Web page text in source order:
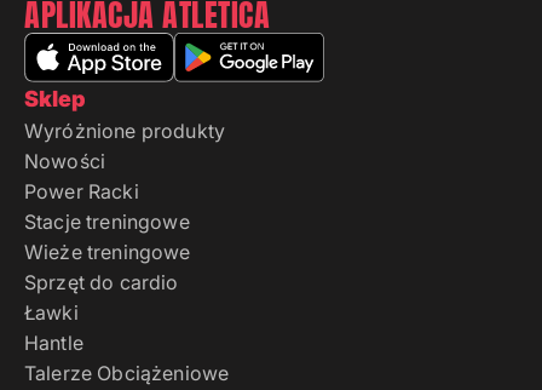
Sklep
Wyróżnione produkty
Nowości
Power Racki
Stacje treningowe
Wieże treningowe
Sprzęt do cardio
Ławki
Hantle
Talerze Obciążeniowe
APLIKACJA ATLETICA